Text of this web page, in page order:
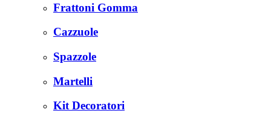
Frattoni Gomma
Cazzuole
Spazzole
Martelli
Kit Decoratori